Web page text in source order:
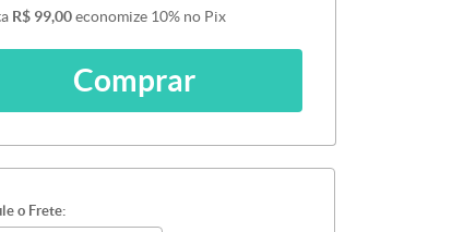
R$ 99,00economize 10% no Pix
Comprar
o Frete: